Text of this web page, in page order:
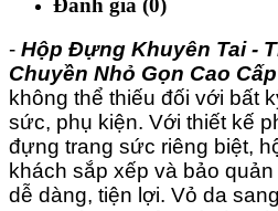
- Hộp Đựng Khuyên Tai -
Chuyền Nhỏ Gọn Cao Cấp
không thể thiếu đối với bất
sức, phụ kiện. Với thiết kế
đựng trang sức riêng biệt,
khách sắp xếp và bảo
dễ dàng, tiện lợi. Vỏ da